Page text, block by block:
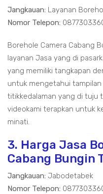
Jangkauan: Layanan
Nomor Telepon:
Borehole Camera Cabang
layanan Jasa yang di
yang memiliki tangkapan
untuk mengetahui
titikkedalaman yang di tuju
videokami terapkan untuk
minati.
3. Harga Jasa
Cabang Bungin
Jangkauan: Jabodetabek
Nomor Telepon: